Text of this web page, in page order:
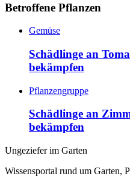
Betroffene Pflanzen
Gemüse
Schädlinge an
bekämpfen
Pflanzengruppe
Schädlinge an
bekämpfen
Ungeziefer im Garten
Wissensportal rund um Garten,